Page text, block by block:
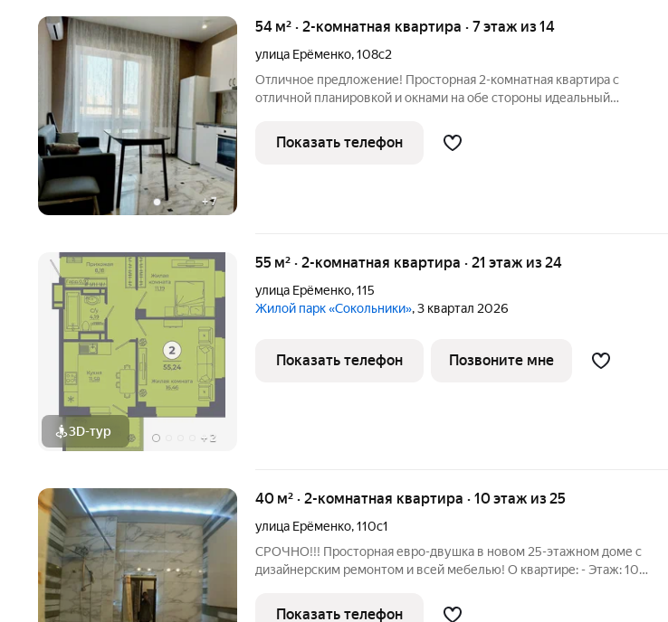
+7
54 м² · 2-комнатная квартира · 7 этаж из 14
улица Ерёменко,108с2
Отличное предложение! Просторная 2-комнатная квартира с
отличной планировкой и окнами на обе стороны идеальный
заходи и живи без лишних вложений! Квартира полностью готова
Показать телефон
3D-тур + 2
55 м² · 2-комнатная квартира · 21 этаж из 24
улица Ерёменко,115
Жилой парк «Сокольники», 3 квартал 2026
Показать телефон Позвоните мне
40 м² · 2-комнатная квартира · 10 этаж из 25
улица Ерёменко,110с1
СРОЧНО!!! Просторная евро-двушка в новом 25-этажном доме с
дизайнерским ремонтом и всей мебелью! О квартире: - Этаж: 10
Ремонт: выполнен по индивидуальному дизайн-проекту,
Показать телефон